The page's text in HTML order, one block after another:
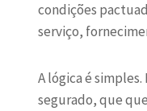
condições
serviço,
A lógica é
segurado, que